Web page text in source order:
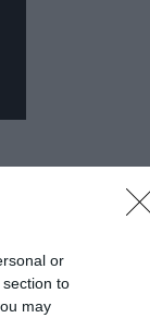
or
to
may